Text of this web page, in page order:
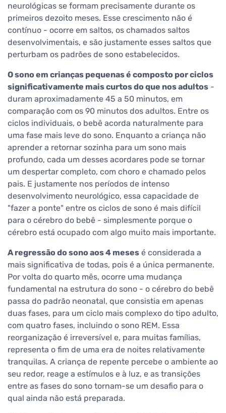
neurológicas se formam precisamente durante os
primeiros dezoito meses. Esse crescimento não é
contínuo - ocorre em saltos, os chamados saltos
desenvolvimentais, e são justamente esses saltos que
perturbam os padrões de sono estabelecidos.
O sono em crianças pequenas é composto por ciclos
significativamente mais curtos do que nos adultos -
duram aproximadamente 45 a 50 minutos, em
comparação com os 90 minutos dos adultos. Entre os
ciclos individuais, o bebê acorda naturalmente para
uma fase mais leve do sono. Enquanto a criança não
aprender a retornar sozinha para um sono mais
profundo, cada um desses acordares pode se tornar
um despertar completo, com choro e chamado pelos
pais. E justamente nos períodos de intenso
desenvolvimento neurológico, essa capacidade de
"fazer a ponte" entre os ciclos de sono é mais difícil
para o cérebro do bebê - simplesmente porque o
cérebro está ocupado com algo muito mais importante.
A regressão do sono aos 4 meses é considerada a
mais significativa de todas, pois é a única permanente.
Por volta do quarto mês, ocorre uma mudança
fundamental na estrutura do sono - o cérebro do bebê
passa do padrão neonatal, que consistia em apenas
duas fases, para um ciclo mais complexo do tipo adulto,
com quatro fases, incluindo o sono REM. Essa
reorganização é irreversível e, para muitas famílias,
representa o fim de uma era de noites relativamente
tranquilas. A criança de repente percebe o ambiente ao
seu redor, reage a estímulos e à luz, e as transições
entre as fases do sono tornam-se um desafio para o
qual ainda não está preparada.